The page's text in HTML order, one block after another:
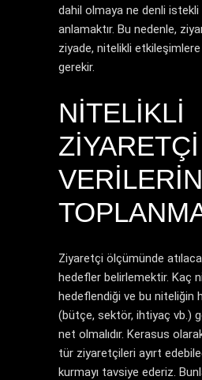
dahil olmaya ne denli istekli
anlamaktır. Bu nedenle,
ziyade, nitelikli
gerekir.
NITELIKLI
ZIYARETÇI
Ziyaretçi ölçümünde
hedefler belirlemektir. Kaç
hedeflendiği ve bu niteliğin
(bütçe, sektör, ihtiyaç vb.)
net olmalıdır. Kerasus
tür ziyaretçileri ayırt
kurmayı tavsiye ederiz.